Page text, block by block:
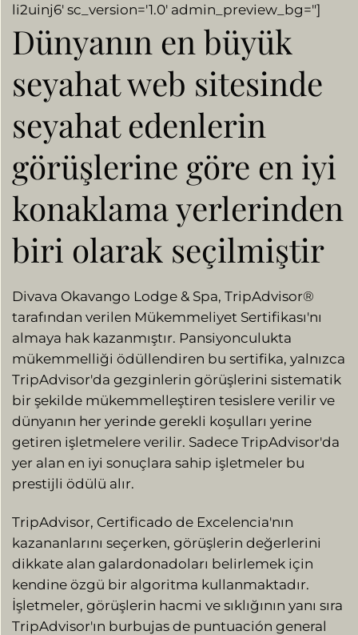
li2uinj6′ sc_version='1.0′ admin_preview_bg="]
Dünyanın en büyük
seyahat web sitesinde
seyahat edenlerin
görüşlerine göre en iyi
konaklama yerlerinden
biri olarak seçilmiştir
Divava Okavango Lodge & Spa, TripAdvisor®
tarafından verilen Mükemmeliyet Sertifikası'nı
almaya hak kazanmıştır. Pansiyonculukta
mükemmelliği ödüllendiren bu sertifika, yalnızca
TripAdvisor'da gezginlerin görüşlerini sistematik
bir şekilde mükemmelleştiren tesislere verilir ve
dünyanın her yerinde gerekli koşulları yerine
getiren işletmelere verilir. Sadece TripAdvisor'da
yer alan en iyi sonuçlara sahip işletmeler bu
prestijli ödülü alır.
TripAdvisor, Certificado de Excelencia'nın
kazananlarını seçerken, görüşlerin değerlerini
dikkate alan galardonadoları belirlemek için
kendine özgü bir algoritma kullanmaktadır.
İşletmeler, görüşlerin hacmi ve sıklığının yanı sıra
TripAdvisor'ın burbujas de puntuación general